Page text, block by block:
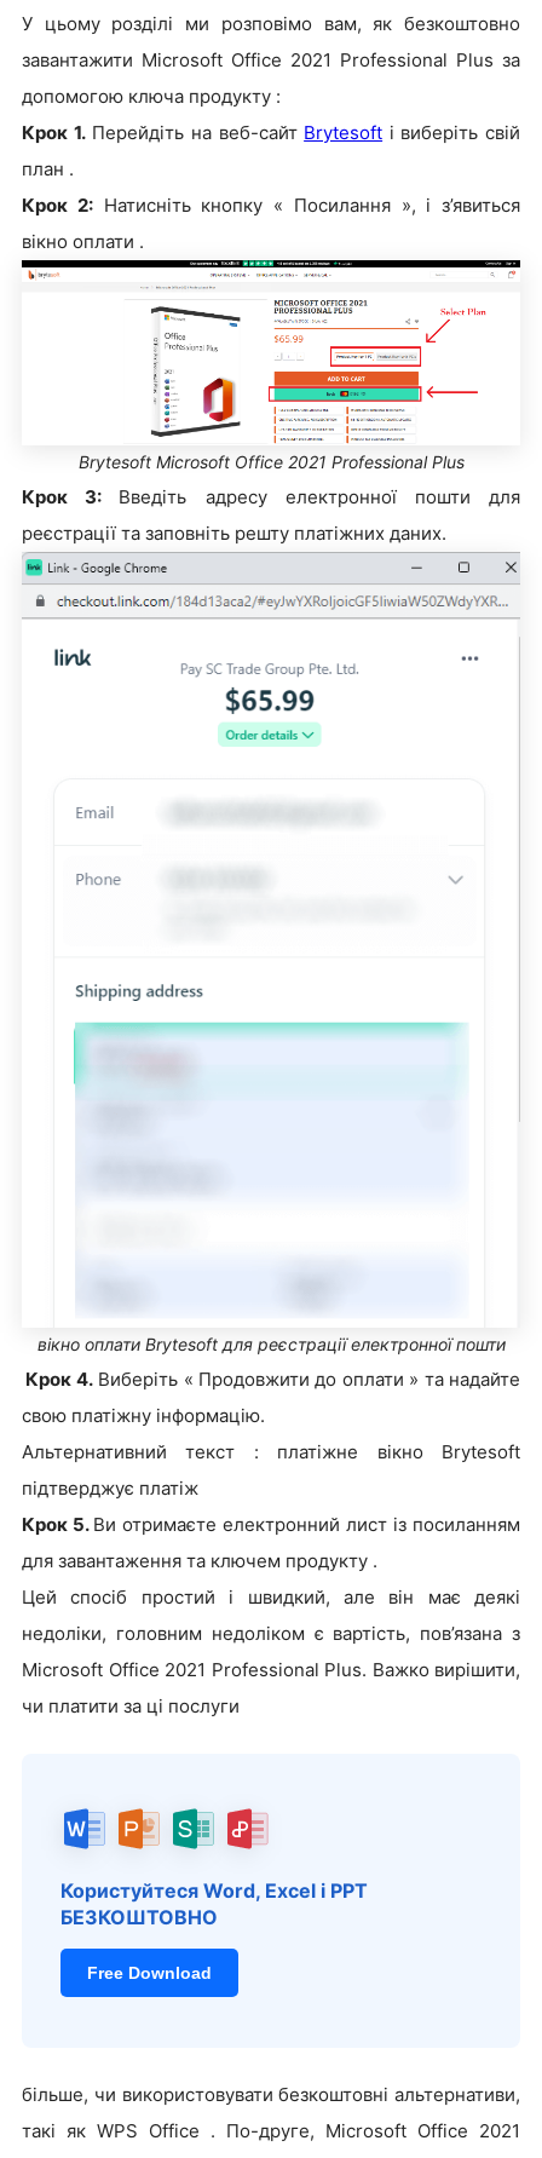
У цьому розділі ми розповімо вам, як безкоштовно
завантажити Microsoft Office 2021 Professional Plus за
допомогою ключа продукту :
Крок 1.Перейдіть на веб-сайт Brytesoft і виберіть свій
план .
Крок 2:Натисніть кнопку « Посилання », і з’явиться
вікно оплати .
Brytesoft Microsoft Office 2021 Professional Plus
Крок 3: Введіть адресу електронної пошти для
реєстрації та заповніть решту платіжних даних.
вікно оплати Brytesoft для реєстрації електронної пошти
Крок 4.Виберіть « Продовжити до оплати » та надайте
свою платіжну інформацію.
Альтернативний текст : платіжне вікно Brytesoft
підтверджує платіж
Крок 5. Ви отримаєте електронний лист із посиланням
для завантаження та ключем продукту .
Цей спосіб простий і швидкий, але він має деякі
недоліки, головним недоліком є вартість, пов’язана з
Microsoft Office 2021 Professional Plus. Важко вирішити,
чи платити за ці послуги
Користуйтеся Word, Excel і PPT
БЕЗКОШТОВНО
Free Download
більше, чи використовувати безкоштовні альтернативи,
такі як WPS Office . По-друге, Microsoft Office 2021